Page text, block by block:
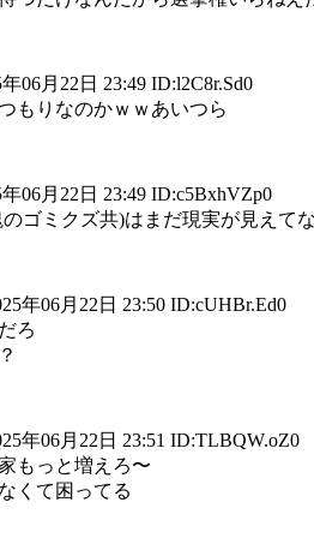
06月22日 23:49 ID:l2C8r.Sd0
もりなのかｗｗあいつら
06月22日 23:49 ID:c5BxhVZp0
ゴミクズ共)はまだ現実が見えて
年06月22日 23:50 ID:cUHBr.Ed0
ろ
年06月22日 23:51 ID:TLBQW.oZ0
もっと増えろ〜
くて困ってる